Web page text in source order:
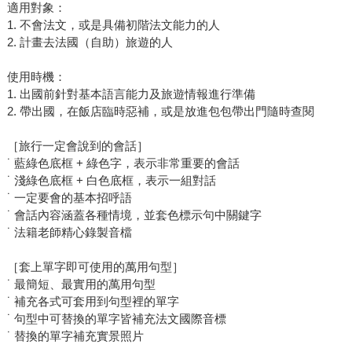
適用對象：
1. 不會法文，或是具備初階法文能力的人
2. 計畫去法國（自助）旅遊的人
使用時機：
1. 出國前針對基本語言能力及旅遊情報進行準備
2. 帶出國，在飯店臨時惡補，或是放進包包帶出門隨時查閱
［旅行一定會說到的會話］
˙ 藍綠色底框 + 綠色字，表示非常重要的會話
˙ 淺綠色底框 + 白色底框，表示一組對話
˙ 一定要會的基本招呼語
˙ 會話內容涵蓋各種情境，並套色標示句中關鍵字
˙ 法籍老師精心錄製音檔
［套上單字即可使用的萬用句型］
˙ 最簡短、最實用的萬用句型
˙ 補充各式可套用到句型裡的單字
˙ 句型中可替換的單字皆補充法文國際音標
˙ 替換的單字補充實景照片